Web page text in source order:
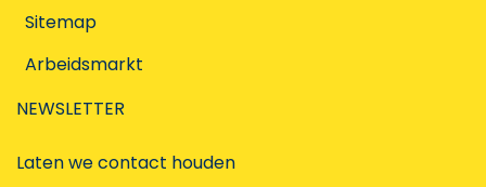
Sitemap
Arbeidsmarkt
NEWSLETTER
Laten we contact houden